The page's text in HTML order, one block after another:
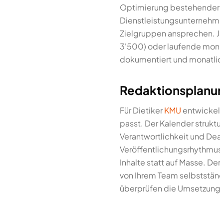
Optimierung
Zielgruppen ansprechen.
3'500) oder laufende
dokumentiert und
Für DietikerKMU
passt. Der Kalender
Verantwortlichkeit und
Inhalte statt auf Masse.
von Ihrem Team
überprüfen die